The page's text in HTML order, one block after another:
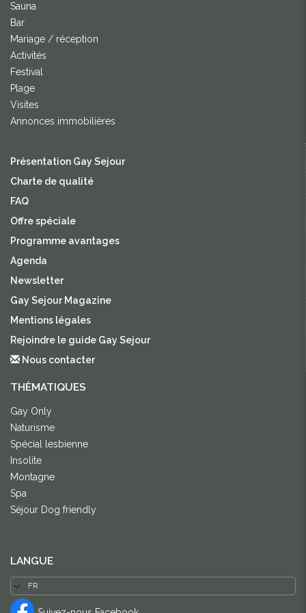
Sauna
Bar
Mariage / réception
Activités
Festival
Plage
Visites
Annonces immobilières
Présentation Gay Sejour
Charte de qualité
FAQ
Offre spéciale
Programme avantages
Agenda
Newsletter
Gay Sejour Magazine
Mentions légales
Rejoindre le guide Gay Sejour
Nous contacter
THÈMATIQUES
Gay Only
Naturisme
Spécial lesbienne
Insolite
Montagne
Spa
Séjour Dog friendly
LANGUE